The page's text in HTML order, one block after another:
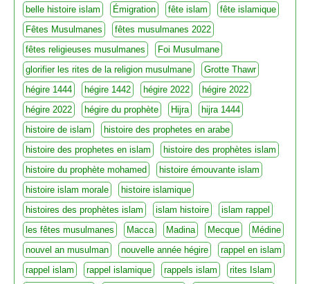
belle histoire islam Émigration fête islam
fête islamique
Fêtes Musulmanes
fêtes musulmanes 2022
fêtes religieuses musulmanes
Foi Musulmane
glorifier les rites de la religion musulmane
Grotte Thawr
hégire 1444
hégire 1442 hégire 2022
hégire 2022
hégire 2022
hégire du prophète Hijra
hijra 1444
histoire de islam
histoire des prophetes en arabe
histoire des prophetes en islam
histoire des prophètes islam
histoire du prophète mohamed
histoire émouvante islam
histoire islam morale
histoire islamique
histoires des prophètes islam
islam histoire
islam rappel
les fêtes musulmanes
Macca Madina Mecque
Médine
nouvel an musulman
nouvelle année hégire
rappel en islam
rappel islam
rappel islamique rappels islam
rites Islam